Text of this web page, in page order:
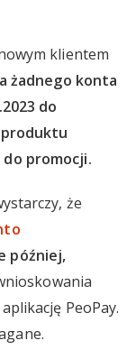
klientem
żadnego konta
do
produktu
promocji.
że
później,
PeoPay.